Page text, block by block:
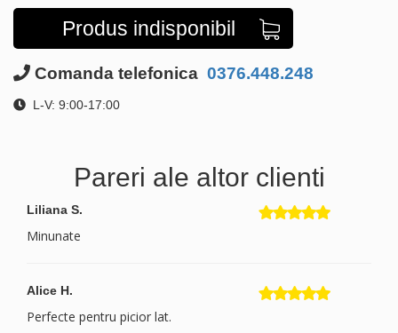
Produs indisponibil
Comanda telefonica 0376.448.248
L-V: 9:00-17:00
Pareri ale altor clienti
Liliana S.
Minunate
Alice H.
Perfecte pentru picior lat.